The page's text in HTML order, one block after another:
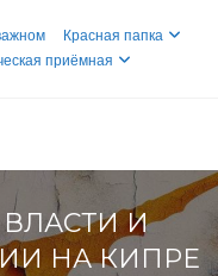
Красная папка
приёмная
И
НА КИПРЕ